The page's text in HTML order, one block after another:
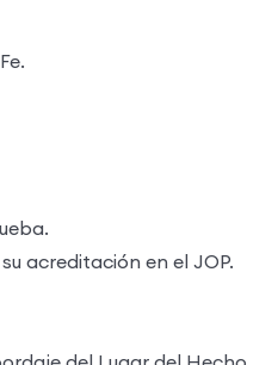
acreditación en el JOP.